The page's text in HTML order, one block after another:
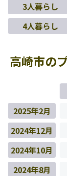
3人暮らし
4人暮らし
高崎市の
2025年2月
2024年12月
2024年10月
2024年8月